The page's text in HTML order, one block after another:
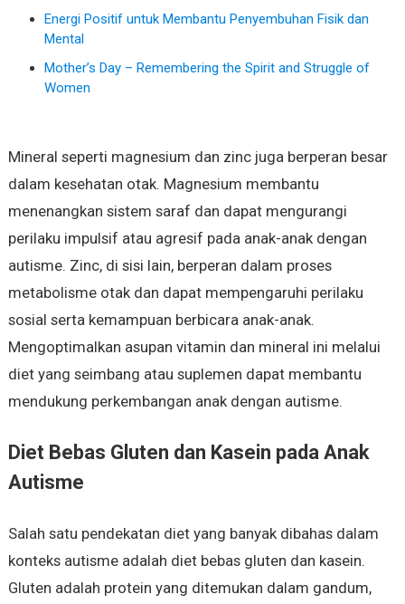
Energi Positif untuk Membantu Penyembuhan Fisik dan
Mental
Mother’s Day – Remembering the Spirit and Struggle of
Women
Mineral seperti magnesium dan zinc juga berperan besar
dalam kesehatan otak. Magnesium membantu
menenangkan sistem saraf dan dapat mengurangi
perilaku impulsif atau agresif pada anak-anak dengan
autisme. Zinc, di sisi lain, berperan dalam proses
metabolisme otak dan dapat mempengaruhi perilaku
sosial serta kemampuan berbicara anak-anak.
Mengoptimalkan asupan vitamin dan mineral ini melalui
diet yang seimbang atau suplemen dapat membantu
mendukung perkembangan anak dengan autisme.
Diet Bebas Gluten dan Kasein pada Anak
Autisme
Salah satu pendekatan diet yang banyak dibahas dalam
konteks autisme adalah diet bebas gluten dan kasein.
Gluten adalah protein yang ditemukan dalam gandum,